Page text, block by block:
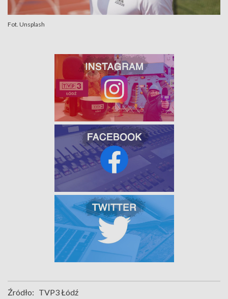
Fot. Unsplash
Źródło: TVP3 Łódź